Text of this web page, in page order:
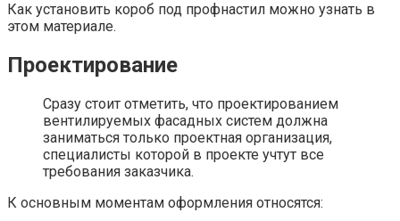
Как установить короб под профнастил можно узнать в
этом материале.
Проектирование
Сразу стоит отметить, что проектированием
вентилируемых фасадных систем должна
заниматься только проектная организация,
специалисты которой в проекте учтут все
требования заказчика.
К основным моментам оформления относятся: